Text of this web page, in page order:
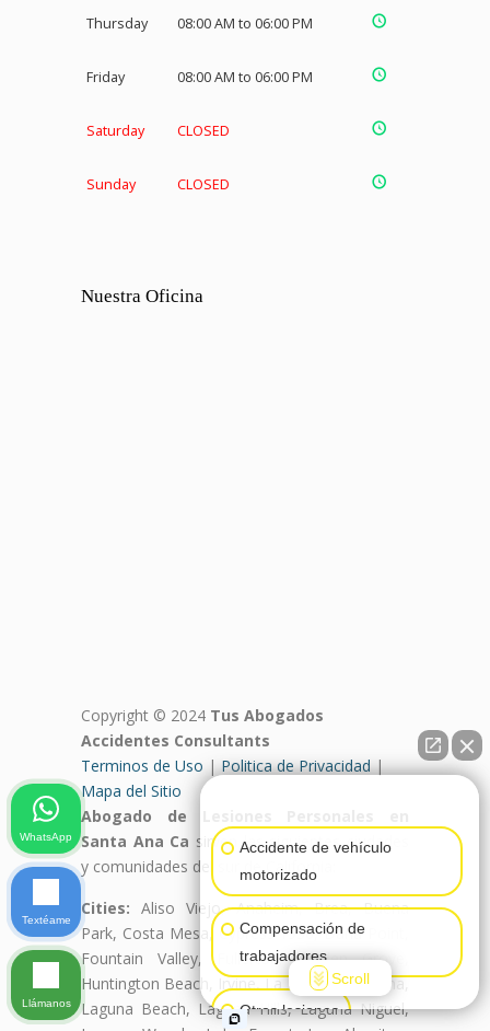
Thursday 08:00 AM to 06:00 PM
Friday 08:00 AM to 06:00 PM
Saturday CLOSED
Sunday CLOSED
Nuestra Oficina
Copyright © 2024 Tus Abogados
Accidentes Consultants
Terminos de Uso |Politica de Privacidad|
Mapa del Sitio
Abogado de Lesiones Personales en
Santa Ana Ca sirven las siguientes ciudades
y comunidades del sur de California:
Cities: Aliso Viejo, Anaheim, Brea, Buena
Park, Costa Mesa, Cypress 1956, Dana Point,
Fountain Valley, Fullerton, Garden Grove,
Huntington Beach, Irvine, La Habra, La Palma,
Laguna Beach, Laguna Hills, Laguna Niguel,
Accidente de vehículo
motorizado
Compensación de
trabajadores
Otras lesiones
Scroll
WhatsApp
Textéame
Llámanos